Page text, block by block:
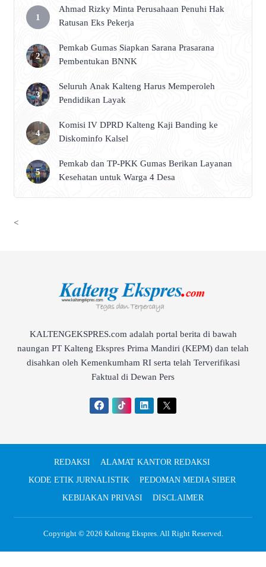
Ahmad Rizky Minta Perusahaan Penuhi Hak
Ratusan Eks Pekerja
Pemkab Gumas Siapkan Sarana Prasarana
Pembentukan BNNK
Seluruh Anak Kalteng Harus Memperoleh
Pendidikan Layak
Komisi IV DPRD Kalteng Kaji Banding ke
Diskominfo Kalsel
Pemkab dan TP-PKK Gumas Berikan Layanan
Kesehatan untuk Warga 4 Desa
<
KALTENGEKSPRES.com adalah portal berita di bawah
naungan PT Kalteng Ekspres Prima Mandiri (KEPM) dan telah
disahkan oleh Kemenkumham RI serta telah Terverifikasi
Faktual di Dewan Pers
REDAKSI
ALAMAT KANTOR REDAKSI
KODE ETIK JURNALISTIK
PEDOMAN MEDIA SIBER
KEBIJAKAN PRIVASI
DISCLAIMER
Copyright © 2026 Kalteng Ekspres. All Right Reserved.